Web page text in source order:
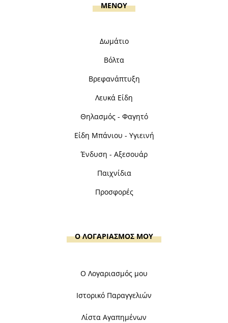
MENOY
Δωμάτιο
Βόλτα
Βρεφανάπτυξη
Λευκά Είδη
Θηλασμός - Φαγητό
Είδη Μπάνιου - Υγιεινή
Ένδυση - Αξεσουάρ
Παιχνίδια
Προσφορές
Ο ΛΟΓΑΡΙΑΣΜΟΣ ΜΟΥ
Ο Λογαριασμός μου
Ιστορικό Παραγγελιών
Λίστα Αγαπημένων